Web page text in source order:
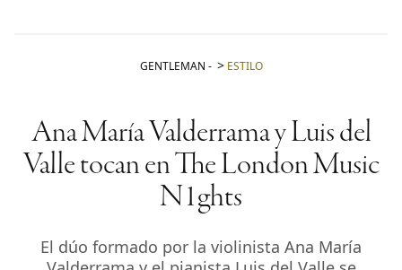
GENTLEMAN - ESTILO
Ana María Valderrama y Luis del
Valle tocan en The London Music
N1ghts
El dúo formado por la violinista Ana María